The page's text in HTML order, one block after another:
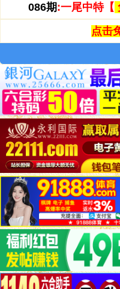
086期:一尾中特【
点击